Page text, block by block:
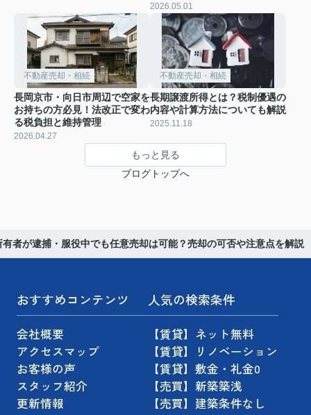
2026.05.01
不動産売却・相続
長岡京市・向日市周辺で空家を
お持ちの方必見！法改正で変わ
る税負担と維持管理
2026.04.27
不動産売却・相続
長期譲渡所得とは？税制優遇の
内容や計算方法についても解説
2025.11.18
もっと見る
ブログトップへ
有者が逮捕・服役中でも任意売却は可能？売却の可否や注意点を解説
おすすめコンテンツ
会社概要
アクセスマップ
お客様の声
スタッフ紹介
更新情報
人気の検索条件
【賃貸】ネット無料
【賃貸】リノベーション
【賃貸】敷金・礼金0
【売買】新築築浅
【売買】建築条件なし